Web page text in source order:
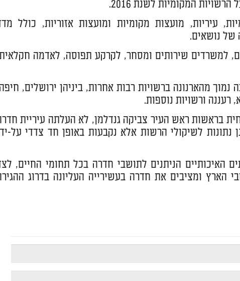
המקומיות לשנת 2016.
רבים בקרב 255 רשויות מקומיות, עיריות, מועצות מקומיות ומועצות אזוריות, כולל
של נושאים.
היו גם חיובי הארנונה לשנת 2016, למגורים, למשרדים שירותים ומסחר, לקרקע תפוסה, לאדמה
במקום ה-17, וגובה הארנונה בה נמוך מהארנונה ברשויות רבות אחרות, ביניהן ירושלים,
רעננה ורשויות נוספות.
בראשות ראש העיר צביקה גנדלמן, לא העלתה עיריית
לשיקולי הרשות אלא נקבעות באופן חד צדדי על-
האיכותיים הניתנים לתושבי חדרה בכל תחומי החיים,
ומציבים את חדרה בעשירייה העליונה בדרוג